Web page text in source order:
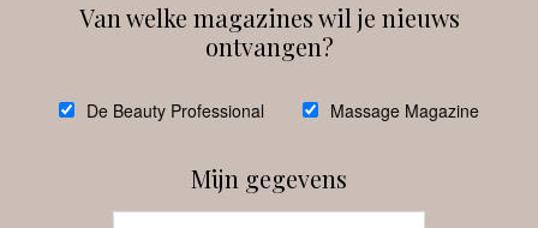
debeautyprofessional
Van welke magazines wil je nieuws
ontvangen?
De Beauty Professional Massage Magazine
Mijn gegevens